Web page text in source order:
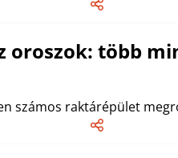
oroszok: több
számos raktárépület